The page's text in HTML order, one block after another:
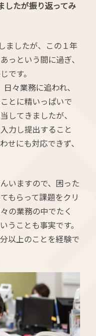
したが振り返ってみ
ましたが、この１年
っという間に過ぎ、
です。
々業務に追われ、
とに精いっぱいで
してきましたが、
力し提出すること
せにも対応できず、
いますので、困った
もらって課題をクリ
の業務の中でたく
うことも事実です。
以上のことを経験で